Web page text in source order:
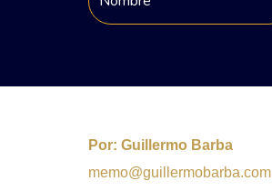
Por: Guillermo Barba
memo@guillermobarba.com